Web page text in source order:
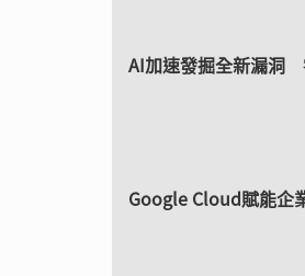
AI加速發掘全新漏洞
Google Cloud賦能企